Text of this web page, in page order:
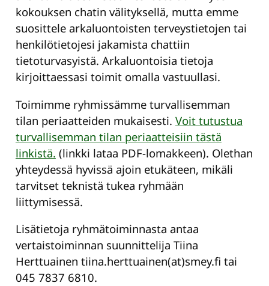
kokouksen chatin välityksellä, mutta emme
suosittele arkaluontoisten terveystietojen tai
henkilötietojesi jakamista chattiin
tietoturvasyistä. Arkaluontoisia tietoja
kirjoittaessasi toimit omalla vastuullasi.
Toimimme ryhmissämme turvallisemman
tilan periaatteiden mukaisesti. Voit tutustua
turvallisemman tilan periaatteisiin tästä
linkistä. (linkki lataa PDF-lomakkeen). Olethan
yhteydessä hyvissä ajoin etukäteen, mikäli
tarvitset teknistä tukea ryhmään
liittymisessä.
Lisätietoja ryhmätoiminnasta antaa
vertaistoiminnan suunnittelija Tiina
Herttuainen tiina.herttuainen(at)smey.fi tai
045 7837 6810.